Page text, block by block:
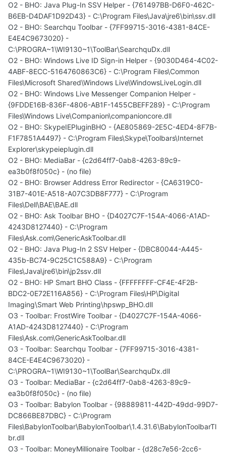
O2 - BHO: Java Plug-In SSV Helper - {761497BB-D6F0-462C-
B6EB-D4DAF1D92D43} - C:\Program Files\Java\jre6\bin\ssv.dll
O2 - BHO: Searchqu Toolbar - {7FF99715-3016-4381-84CE-
E4E4C9673020} -
C:\PROGRA~1\WI9130~1\ToolBar\SearchquDx.dll
O2 - BHO: Windows Live ID Sign-in Helper - {9030D464-4C02-
4ABF-8ECC-5164760863C6} - C:\Program Files\Common
Files\Microsoft Shared\Windows Live\WindowsLiveLogin.dll
O2 - BHO: Windows Live Messenger Companion Helper -
{9FDDE16B-836F-4806-AB1F-1455CBEFF289} - C:\Program
Files\Windows Live\Companion\companioncore.dll
O2 - BHO: SkypeIEPluginBHO - {AE805869-2E5C-4ED4-8F7B-
F1F7851A4497} - C:\Program Files\Skype\Toolbars\Internet
Explorer\skypeieplugin.dll
O2 - BHO: MediaBar - {c2d64ff7-0ab8-4263-89c9-
ea3b0f8f050c} - (no file)
O2 - BHO: Browser Address Error Redirector - {CA6319C0-
31B7-401E-A518-A07C3DB8F777} - C:\Program
Files\Dell\BAE\BAE.dll
O2 - BHO: Ask Toolbar BHO - {D4027C7F-154A-4066-A1AD-
4243D8127440} - C:\Program
Files\Ask.com\GenericAskToolbar.dll
O2 - BHO: Java Plug-In 2 SSV Helper - {DBC80044-A445-
435b-BC74-9C25C1C588A9} - C:\Program
Files\Java\jre6\bin\jp2ssv.dll
O2 - BHO: HP Smart BHO Class - {FFFFFFFF-CF4E-4F2B-
BDC2-0E72E116A856} - C:\Program Files\HP\Digital
Imaging\Smart Web Printing\hpswp_BHO.dll
O3 - Toolbar: FrostWire Toolbar - {D4027C7F-154A-4066-
A1AD-4243D8127440} - C:\Program
Files\Ask.com\GenericAskToolbar.dll
O3 - Toolbar: Searchqu Toolbar - {7FF99715-3016-4381-
84CE-E4E4C9673020} -
C:\PROGRA~1\WI9130~1\ToolBar\SearchquDx.dll
O3 - Toolbar: MediaBar - {c2d64ff7-0ab8-4263-89c9-
ea3b0f8f050c} - (no file)
O3 - Toolbar: Babylon Toolbar - {98889811-442D-49dd-99D7-
DC866BE87DBC} - C:\Program
Files\BabylonToolbar\BabylonToolbar\1.4.31.6\BabylonToolbarTl
br.dll
O3 - Toolbar: MoneyMillionaire Toolbar - {d28c7e56-2cc6-